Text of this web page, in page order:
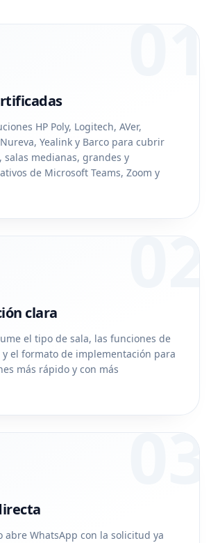
01
HP Poly, Logitech, AVer,
Yealink y Barco para cubrir
salas medianas, grandes y
de Microsoft Teams, Zoom y
02
clara
el tipo de sala, las funciones de
el formato de implementación para
más rápido y con más
03
abre WhatsApp con la solicitud ya